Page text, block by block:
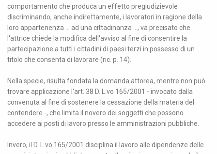
comportamento che produca un effetto pregiudizievole
discriminando, anche indirettamente, i lavoratori in ragione della
loro appartenenza ... ad una cittadinanza ..., va precisato che
l'attrice chiede la modifica dell'avviso al fine di consentire la
partecipazione a tutti i cittadini di paesi terzi in possesso di un
titolo che consenta di lavorare (ric. p. 14).
Nella specie, risulta fondata la domanda attorea, mentre non può
trovare applicazione l'art. 38 D. L.vo 165/2001 - invocato dalla
convenuta al fine di sostenere la cessazione della materia del
contendere -, che limita il novero dei soggetti che possono
accedere ai posti di lavoro presso le amministrazioni pubbliche.
Invero, il D. L.vo 165/2001 disciplina il lavoro alle dipendenze delle